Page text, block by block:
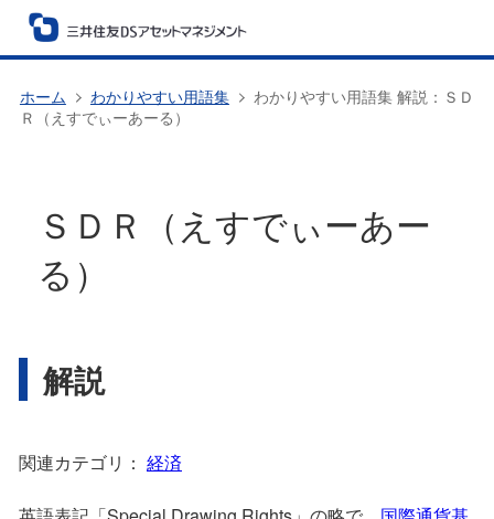
ホーム わかりやすい用語集
わかりやすい用語集 解説：ＳＤ
Ｒ（えすでぃーあーる）
ＳＤＲ（えすでぃーあー
る）
解説
関連カテゴリ： 経済